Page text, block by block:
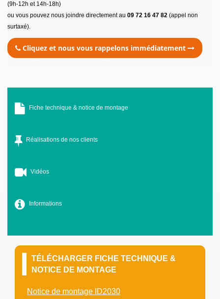
(9h-12h et 14h-18h)
ou vous pouvez nous joindre directement au 09 72 16 47 82 (appel non
surtaxé).
Cliquez et nous vous rappelons immédiatement
Fiche technique & notice de montage
Réalisations de nos clients
Vidéos
Informations
TÉLÉCHARGER FICHE TECHNIQUE &
NOTICE DE MONTAGE
Notice de montage ID2030